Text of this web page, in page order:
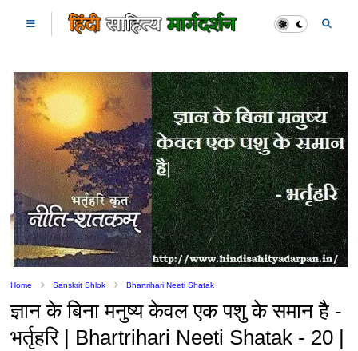
Home Sanskrit Shlok Bhartrihari Neeti Shatak
ज्ञान के बिना मनुष्य केवल एक पशु के समान है -
भर्तृहरि | Bhartrihari Neeti Shatak - 20 |